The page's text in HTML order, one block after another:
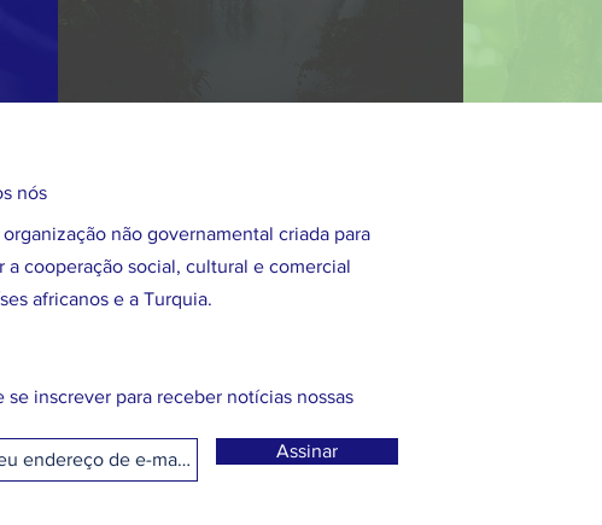
nós
organização não governamental criada para
a cooperação social, cultural e comercial
africanos e a Turquia.
se inscrever para receber notícias nossas
Assinar